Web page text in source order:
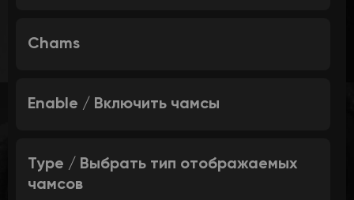
Chams
Enable / Включить чамсы
Type / Выбрать тип отображаемых
чамсов